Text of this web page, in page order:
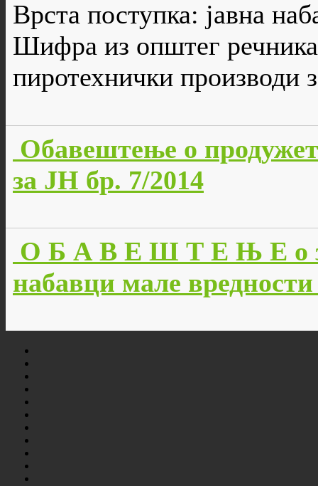
Врста поступка: јавна
Шифра из општег
пиротехнички производи
Обавештење о
за ЈН бр. 7/2014
О Б А В Е Ш Т Е Њ Е о
набавци мале